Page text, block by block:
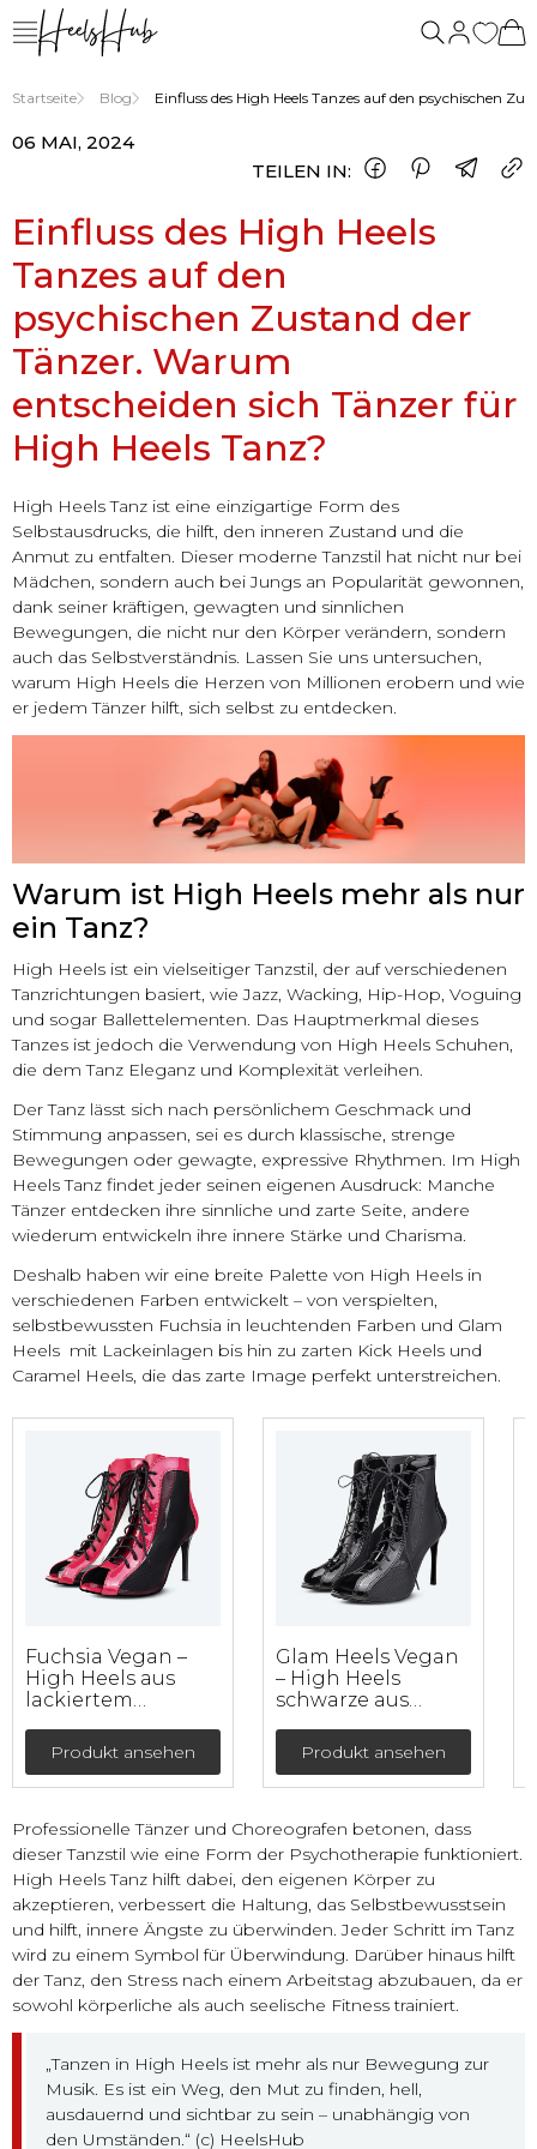
Startseite Blog Einfluss des High Heels Tanzes auf den psychischen
06 MAI, 2024
TEILEN IN:
Einfluss des High Heels
Tanzes auf den
psychischen Zustand der
Tänzer. Warum
entscheiden sich Tänzer für
High Heels Tanz?
High Heels Tanz ist eine einzigartige Form des
Selbstausdrucks, die hilft, den inneren Zustand und die
Anmut zu entfalten. Dieser moderne Tanzstil hat nicht nur bei
Mädchen, sondern auch bei Jungs an Popularität gewonnen,
dank seiner kräftigen, gewagten und sinnlichen
Bewegungen, die nicht nur den Körper verändern, sondern
auch das Selbstverständnis. Lassen Sie uns untersuchen,
warum High Heels die Herzen von Millionen erobern und wie
er jedem Tänzer hilft, sich selbst zu entdecken.
Warum ist High Heels mehr als nur
ein Tanz?
High Heels ist ein vielseitiger Tanzstil, der auf verschiedenen
Tanzrichtungen basiert, wie Jazz, Wacking, Hip-Hop, Voguing
und sogar Ballettelementen. Das Hauptmerkmal dieses
Tanzes ist jedoch die Verwendung von High Heels Schuhen,
die dem Tanz Eleganz und Komplexität verleihen.
Der Tanz lässt sich nach persönlichem Geschmack und
Stimmung anpassen, sei es durch klassische, strenge
Bewegungen oder gewagte, expressive Rhythmen. Im High
Heels Tanz findet jeder seinen eigenen Ausdruck: Manche
Tänzer entdecken ihre sinnliche und zarte Seite, andere
wiederum entwickeln ihre innere Stärke und Charisma.
Deshalb haben wir eine breite Palette von High Heels in
verschiedenen Farben entwickelt – von verspielten,
selbstbewussten Fuchsia in leuchtenden Farben und Glam
Heels mit Lackeinlagen bis hin zu zarten Kick Heels und
Caramel Heels, die das zarte Image perfekt unterstreichen.
Fuchsia Vegan –
High Heels aus
lackiertem
Netzeinsatz (9 cm)
Produkt ansehen
Glam Heels Vegan
– High Heels
schwarze aus
Netzeinsatz (9 cm)
Produkt ansehen
Professionelle Tänzer und Choreografen betonen, dass
dieser Tanzstil wie eine Form der Psychotherapie funktioniert.
High Heels Tanz hilft dabei, den eigenen Körper zu
akzeptieren, verbessert die Haltung, das Selbstbewusstsein
und hilft, innere Ängste zu überwinden. Jeder Schritt im Tanz
wird zu einem Symbol für Überwindung. Darüber hinaus hilft
der Tanz, den Stress nach einem Arbeitstag abzubauen, da er
sowohl körperliche als auch seelische Fitness trainiert.
„Tanzen in High Heels ist mehr als nur Bewegung zur
Musik. Es ist ein Weg, den Mut zu finden, hell,
ausdauernd und sichtbar zu sein – unabhängig von
den Umständen.“ (c) HeelsHub